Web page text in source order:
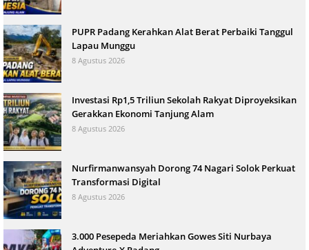
PUPR Padang Kerahkan Alat Berat Perbaiki Tanggul
Lapau Munggu
8 Agustus 2026
Investasi Rp1,5 Triliun Sekolah Rakyat Diproyeksikan
Gerakkan Ekonomi Tanjung Alam
8 Agustus 2026
Nurfirmanwansyah Dorong 74 Nagari Solok Perkuat
Transformasi Digital
8 Agustus 2026
3.000 Pesepeda Meriahkan Gowes Siti Nurbaya